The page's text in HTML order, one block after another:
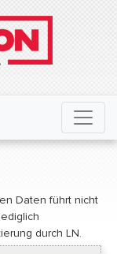
Daten führt nicht
durch LN.